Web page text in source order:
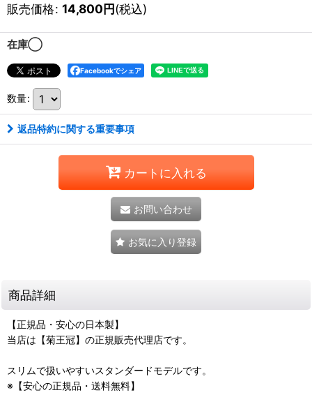
販売価格: 14,800円(税込)
在庫◯
Facebookでシェア
数量:
返品特約に関する重要事項
カートに入れる
お問い合わせ
お気に入り登録
商品詳細
【正規品・安心の日本製】
当店は【菊王冠】の正規販売代理店です。
スリムで扱いやすいスタンダードモデルです。
※【安心の正規品・送料無料】